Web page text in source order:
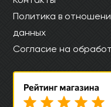
Политика в
данных
Согласие на